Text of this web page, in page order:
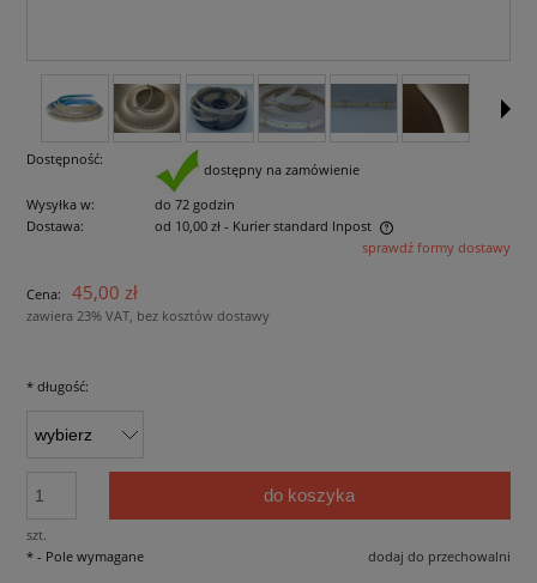
Dostępność:
dostępny na zamówienie
Wysyłka w:
do 72 godzin
Dostawa:
od 10,00 zł - Kurier standard Inpost
Cena nie zawiera ewentualnych kosztów płatnościsprawdź formy dostawy
Cena: 45,00 zł
zawiera 23% VAT, bez kosztów dostawy
* długość:
szt.
do koszyka
dodaj do przechowalni
* - Pole wymagane